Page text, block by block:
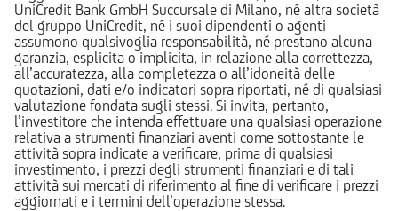
UniCredit Bank GmbH Succursale di Milano, né altra società
del gruppo UniCredit, né i suoi dipendenti o agenti
assumono qualsivoglia responsabilità, né prestano alcuna
garanzia, esplicita o implicita, in relazione alla correttezza,
all’accuratezza, alla completezza o all’idoneità delle
quotazioni, dati e/o indicatori sopra riportati, né di qualsiasi
valutazione fondata sugli stessi. Si invita, pertanto,
l’investitore che intenda effettuare una qualsiasi operazione
relativa a strumenti finanziari aventi come sottostante le
attività sopra indicate a verificare, prima di qualsiasi
investimento, i prezzi degli strumenti finanziari e di tali
attività sui mercati di riferimento al fine di verificare i prezzi
aggiornati e i termini dell’operazione stessa.